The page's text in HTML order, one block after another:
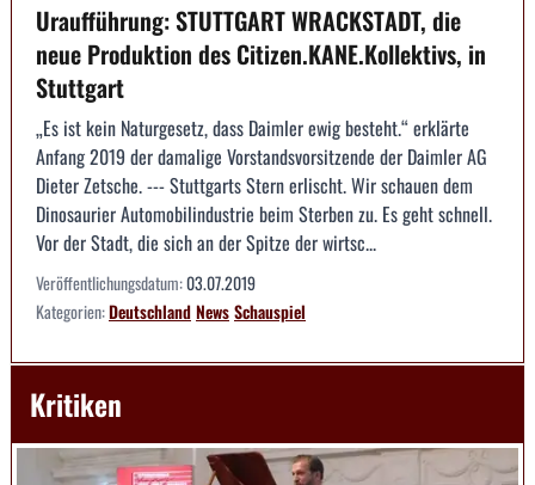
Uraufführung: STUTTGART WRACKSTADT, die
neue Produktion des Citizen.KANE.Kollektivs, in
Stuttgart
„Es ist kein Naturgesetz, dass Daimler ewig besteht.“ erklärte
Anfang 2019 der damalige Vorstandsvorsitzende der Daimler AG
Dieter Zetsche. --- Stuttgarts Stern erlischt. Wir schauen dem
Dinosaurier Automobilindustrie beim Sterben zu. Es geht schnell.
Vor der Stadt, die sich an der Spitze der wirtsc...
Veröffentlichungsdatum:03.07.2019
Kategorien:DeutschlandNewsSchauspiel
Kritiken